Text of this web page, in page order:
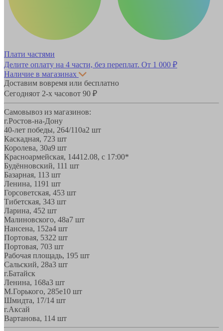
Плати частями
Делите оплату на 4 части, без переплат. От 1 000 ₽
Наличие в магазинах
Доставим вовремя или бесплатно
Сегодняот 2-х часовот 90 ₽
Самовывоз из магазинов:
г.Ростов-на-Дону
40-лет победы, 264/110а2 шт
Каскадная, 723 шт
Королева, 30а9 шт
Красноармейская, 14412.08, с 17:00*
Будённовский, 111 шт
Базарная, 113 шт
Ленина, 1191 шт
Горсоветская, 453 шт
Тибетская, 343 шт
Ларина, 452 шт
Малиновского, 48а7 шт
Нансена, 152а4 шт
Портовая, 5322 шт
Портовая, 703 шт
Рабочая площадь, 195 шт
Сальский, 28a3 шт
г.Батайск
Ленина, 168а3 шт
М.Горького, 285е10 шт
Шмидта, 17/14 шт
г.Аксай
Вартанова, 114 шт